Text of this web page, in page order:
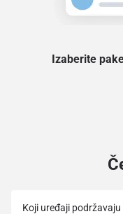
Izaberite
Koji uređaji podržavaju